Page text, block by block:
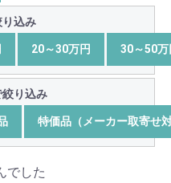
込み
20～30万円 30～50万
り込み
特価品（メーカー取寄せ
でした